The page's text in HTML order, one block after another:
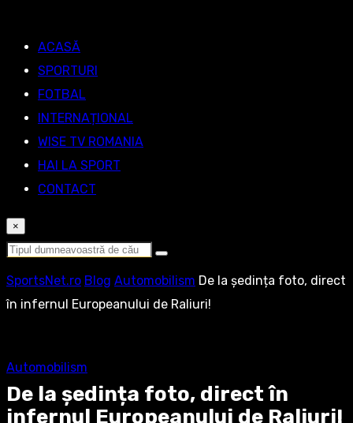
ACASĂ
SPORTURI
FOTBAL
INTERNAȚIONAL
WISE TV ROMANIA
HAI LA SPORT
CONTACT
×
SportsNet.ro Blog Automobilism De la ședința foto, direct
în infernul Europeanului de Raliuri!
Automobilism
De la ședința foto, direct în
infernul Europeanului de Raliuri!